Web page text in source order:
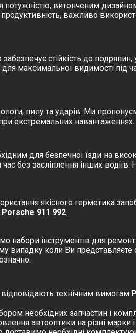
потужністю, витонченим
важливо
стійкість до
максимальної видимості під
пилу та ударів. Ми
екстремальних навантаженнях.
для безпечної їзди на
без засліплення інших водіїв.
якісного герметика
Porsche 911 992.
набори інструментів для
випадку коли Ви
технічним вимогам
необхідних запчастин і
автооптики на різні марки